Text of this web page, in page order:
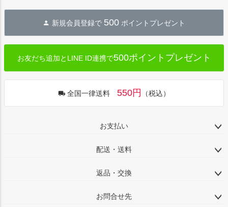
新規会員登録で 500 ポイントプレゼント
お友だち追加とLINE ID連携で500ポイントプレゼント
全国一律送料 550円 （税込）
お支払い
配送・送料
返品・交換
お問合せ先